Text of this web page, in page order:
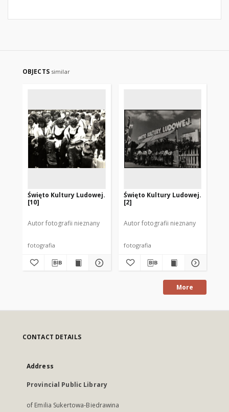
OBJECTS similar
Święto Kultury Ludowej.
[10]
Autor fotografii nieznany
fotografia
Święto Kultury Ludowej.
[2]
Autor fotografii nieznany
fotografia
More
CONTACT DETAILS
Address
Provincial Public Library
of Emilia Sukertowa-Biedrawina